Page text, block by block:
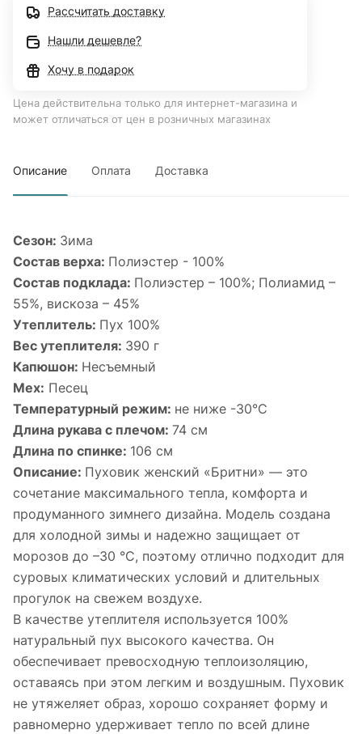
Рассчитать доставку
Нашли дешевле?
Хочу в подарок
Цена действительна только для интернет-магазина и
может отличаться от цен в розничных магазинах
Описание Оплата Доставка
Сезон: Зима
Состав верха: Полиэстер - 100%
Состав подклада: Полиэстер – 100%; Полиамид –
55%, вискоза – 45%
Утеплитель: Пух 100%
Вес утеплителя: 390 г
Капюшон: Несъемный
Мех: Песец
Температурный режим: не ниже -30°С
Длина рукава с плечом: 74 см
Длина по спинке: 106 см
Описание: Пуховик женский «Бритни» — это
сочетание максимального тепла, комфорта и
продуманного зимнего дизайна. Модель создана
для холодной зимы и надежно защищает от
морозов до –30 °C, поэтому отлично подходит для
суровых климатических условий и длительных
прогулок на свежем воздухе.
В качестве утеплителя используется 100%
натуральный пух высокого качества. Он
обеспечивает превосходную теплоизоляцию,
оставаясь при этом легким и воздушным. Пуховик
не утяжеляет образ, хорошо сохраняет форму и
равномерно удерживает тепло по всей длине